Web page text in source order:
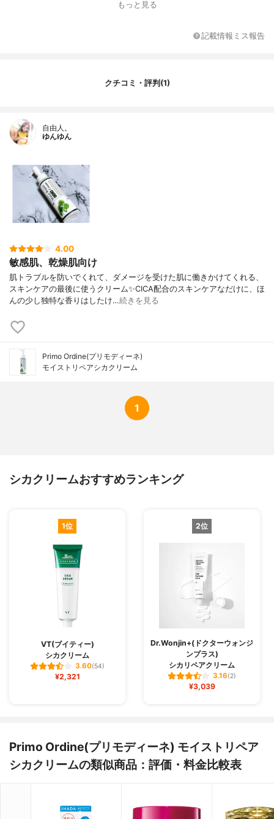
もっと見る
記載情報ミス報告
クチコミ・評判(1)
自由人。
ゆんゆん
4.00
敏感肌、乾燥肌向け
肌トラブルを防いでくれて、ダメージを受けた肌に働きかけてくれる、
スキンケアの最後に使うクリーム✨⁡CICA配合のスキンケアなだけに、ほ
んの少し独特な香りはしたけ…続きを見る
Primo Ordine(プリモディーネ)
モイストリペアシカクリーム
1
シカクリームおすすめランキング
1位
VT(ブイティー)
シカクリーム
3.60(54)
¥2,321
2位
Dr.Wonjin+(ドクターウォンジ
ンプラス)
シカリペアクリーム
3.16(2)
¥3,039
Primo Ordine(プリモディーネ) モイストリペア
シカクリームの類似商品：評価・料金比較表